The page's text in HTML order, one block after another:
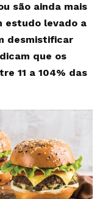
são ainda mais
estudo levado a
desmistificar
que os
11 a 104% das